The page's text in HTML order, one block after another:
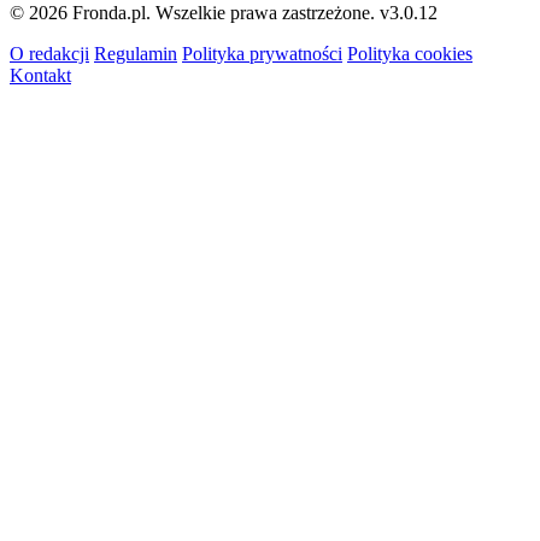
© 2026 Fronda.pl. Wszelkie prawa zastrzeżone. v3.0.12
O redakcji Regulamin Polityka prywatności Polityka cookies
Kontakt